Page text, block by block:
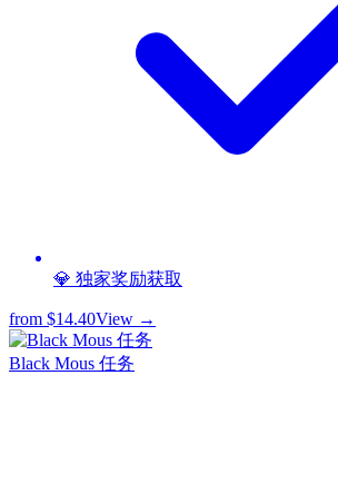
💎 独家奖励获取
from $14.40View →
Black Mous 任务